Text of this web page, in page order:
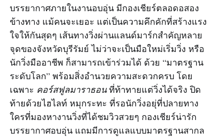
บรรยากาศภายในงานอบอุ่น มีกองเชียร์ตลอดอสอง
ข้างทาง แม้คนจะเยอะ แต่เป็นความคึกคักที่สร้างแรง
ใจให้กันสุดๆ เส้นทางวิ่งผ่านแลนด์มาร์กสำคัญหลาย
จุดของจังหวัดบุรีรัมย์ ไม่ว่าจะเป็นมือใหม่เริ่มวิ่ง หรือ
นักวิ่งมืออาชีพ ก็สามารถเข้าร่วมได้ ด้วย “มาตรฐาน
ระดับโลก” พร้อมสิ่งอำนวยความสะดวกครบ โดย
เฉพาะ คอร์สฟูลมาราธอนที่ท้าทายแต่วิ่งได้จริง ปิด
ท้ายด้วยไฮไลท์ หมุกระทะ ที่รอนักวิ่งอยุ่ที่ปลายทาง
ใครที่มองหางานวิ่งที่ได้ชมวิวสวยๆ กองเชียร์น่ารัก
บรรยากาศอบอุ่น แถมมีการดูแลแบบมาตรฐานสากล